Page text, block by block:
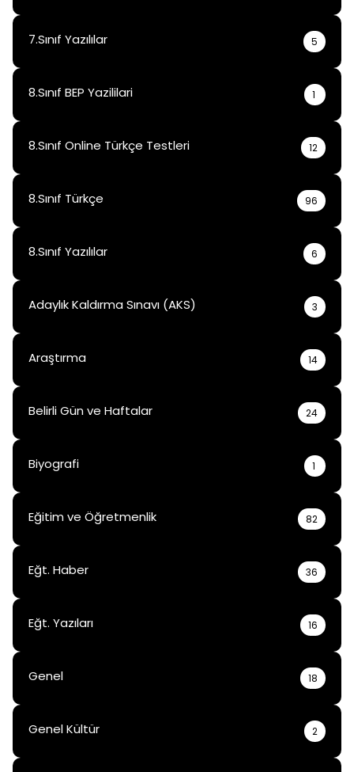
7.Sınıf Yazılılar 5
8.Sınıf BEP Yazililari 1
8.Sınıf Online Türkçe Testleri 12
8.Sınıf Türkçe 96
8.Sınıf Yazılılar 6
Adaylık Kaldırma Sınavı (AKS) 3
Araştırma 14
Belirli Gün ve Haftalar 24
Biyografi 1
Eğitim ve Öğretmenlik 82
Eğt. Haber 36
Eğt. Yazıları 16
Genel 18
Genel Kültür 2